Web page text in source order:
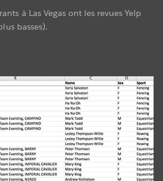
à Las Vegas ont les revues Yelp
basses).